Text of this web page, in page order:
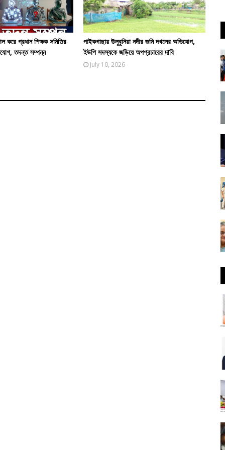
করে প্রধান শিক্ষক সমিতির
তদন্ত সম্পন্ন
পাইকগাছায় উলুবুনিয়া নদীর জমি দখলের অভিযোগ,
ইউপি সদস্যকে জড়িয়ে অপপ্রচারের দাবি
July 10, 2026